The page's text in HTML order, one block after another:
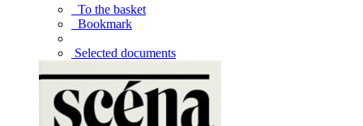
To the basket
Bookmark
Selected documents